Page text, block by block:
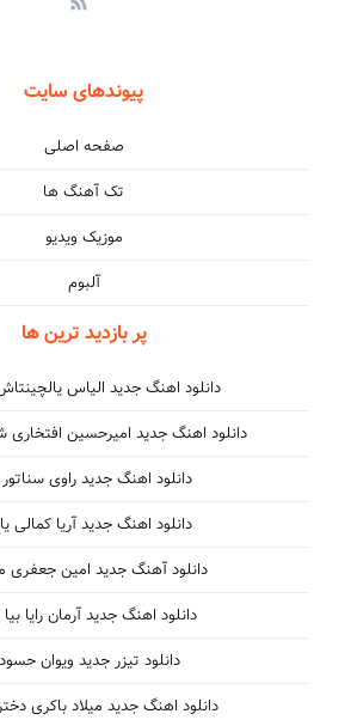
پیوندهای سایت
صفحه اصلی
تک آهنگ ها
موزیک ویدیو
آلبوم
پر بازدید ترین ها
دانلود اهنگ جدید الیاس
دانلود اهنگ جدید امیرحسین
دانلود اهنگ جدید راوی
دانلود اهنگ جدید آریا کمالی
دانلود آهنگ جدید امین جعفری
دانلود اهنگ جدید آرمان رایا
دانلود تیزر جدید ویوان
دانلود اهنگ جدید میلاد باکری